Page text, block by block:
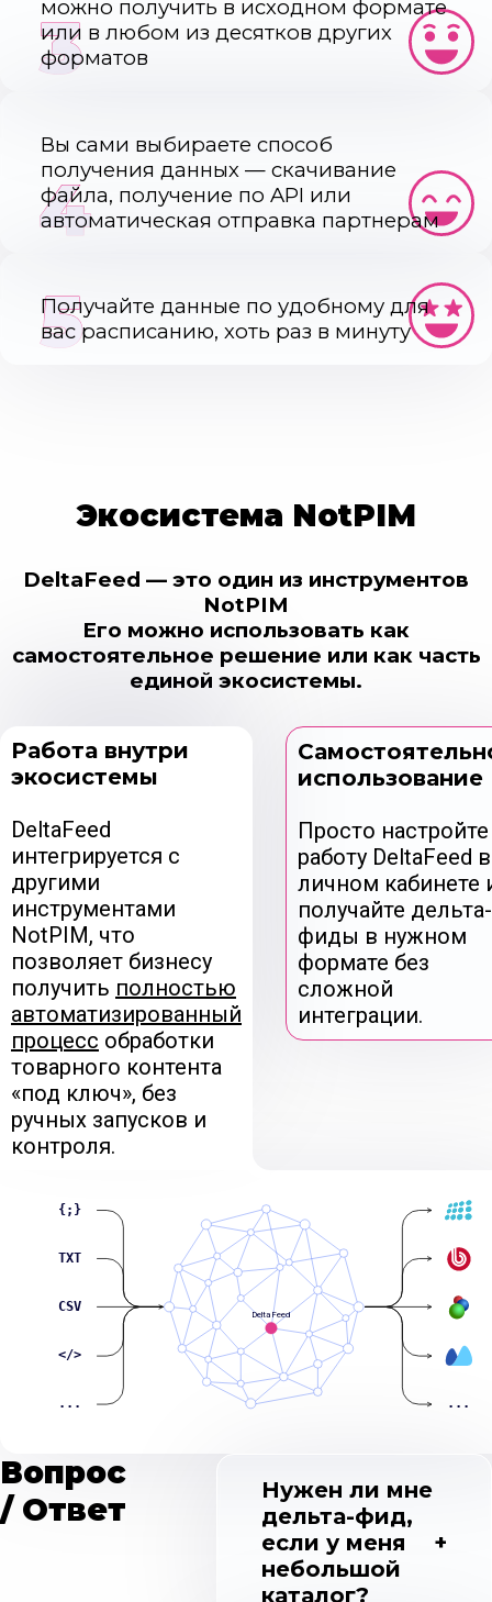
можно получить в исходном формате
или в любом из десятков других
форматов
3
Вы сами выбираете способ
получения данных — скачивание
файла, получение по API или
автоматическая отправка партнерам
4
Получайте данные по удобному для
вас расписанию, хоть раз в минуту
5
Экосистема NotPIM
DeltaFeed — это один из инструментов
NotPIM
Его можно использовать как
самостоятельное решение или как часть
единой экосистемы.
Работа внутри
экосистемы
DeltaFeed
интегрируется с
другими
инструментами
NotPIM, что
позволяет бизнесу
получить полностью
автоматизированный
процесс обработки
товарного контента
«под ключ», без
ручных запусков и
контроля.
использование
Просто настройте
работу DeltaFeed в
личном кабинете
получайте дельта-
фиды в нужном
формате без
сложной
интеграции.
{;}
TXT
CSV
</>
...
Delta Feed
...
Вопрос
/ Ответ
Нужен ли мне
дельта-фид,
если у меня
небольшой
каталог?